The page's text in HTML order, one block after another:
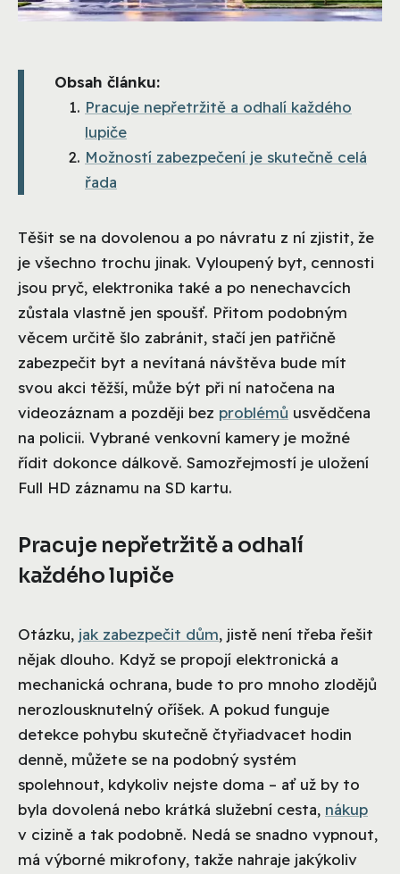
Obsah článku:
Pracuje nepřetržitě a odhalí každého
lupiče
Možností zabezpečení je skutečně celá
řada
Těšit se na dovolenou a po návratu z ní zjistit, že
je všechno trochu jinak. Vyloupený byt, cennosti
jsou pryč, elektronika také a po nenechavcích
zůstala vlastně jen spoušť. Přitom podobným
věcem určitě šlo zabránit, stačí jen patřičně
zabezpečit byt a nevítaná návštěva bude mít
svou akci těžší, může být při ní natočena na
videozáznam a později bez problémů usvědčena
na policii. Vybrané venkovní kamery je možné
řídit dokonce dálkově. Samozřejmostí je uložení
Full HD záznamu na SD kartu.
Pracuje nepřetržitě a odhalí
každého lupiče
Otázku, jak zabezpečit dům, jistě není třeba řešit
nějak dlouho. Když se propojí elektronická a
mechanická ochrana, bude to pro mnoho zlodějů
nerozlousknutelný oříšek. A pokud funguje
detekce pohybu skutečně čtyřiadvacet hodin
denně, můžete se na podobný systém
spolehnout, kdykoliv nejste doma – ať už by to
byla dovolená nebo krátká služební cesta, nákup
v cizině a tak podobně. Nedá se snadno vypnout,
má výborné mikrofony, takže nahraje jakýkoliv